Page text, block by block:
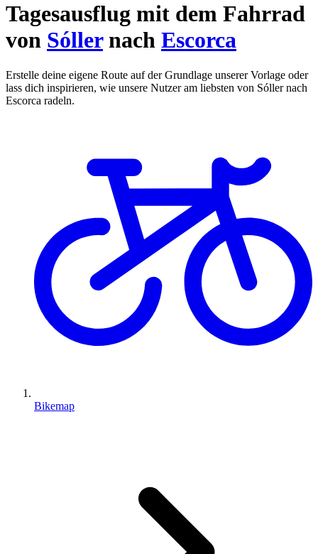
Tagesausflug mit dem Fahrrad
von Sóllernach Escorca
Erstelle deine eigene Route auf der Grundlage unserer Vorlage oder
lass dich inspirieren, wie unsere Nutzer am liebsten von Sóller nach
Escorca radeln.
Bikemap